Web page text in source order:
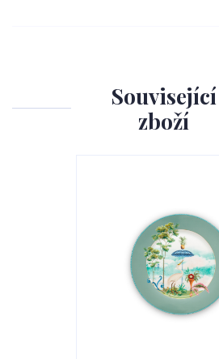
Související
zboží